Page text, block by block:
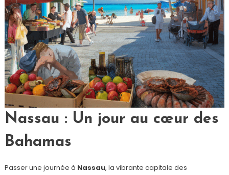
Nassau : Un jour au cœur des
Bahamas
Passer une journée à Nassau, la vibrante capitale des